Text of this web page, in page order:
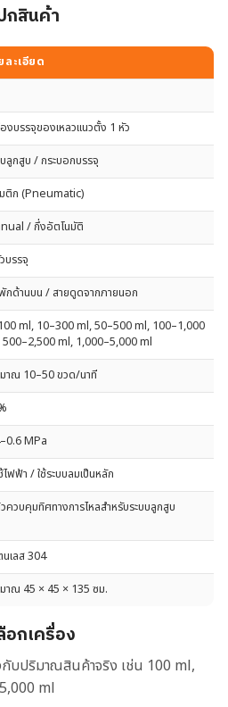
กสินค้า
ละเอียด
งบรรจุของเหลวแนวตั้ง 1 หัว
บลูกสูบ / กระบอกบรรจุ
มติก (Pneumatic)
/ กึ่งอัตโนมัติ
บรรจุ
กด้านบน / สายดูดจากภายนอก
ml, 10–300 ml, 50–500 ml, 100–1,000
ml, 1,000–5,000 ml
มาณ 10–50 ขวด/นาที
MPa
ไฟฟ้า / ใช้ระบบลมเป็นหลัก
ควบคุมทิศทางการไหลสำหรับระบบลูกสูบ
นเลส 304
าณ 45 × 45 × 135 ซม.
กเครื่อง
กับปริมาณสินค้าจริง เช่น 100 ml,
ml